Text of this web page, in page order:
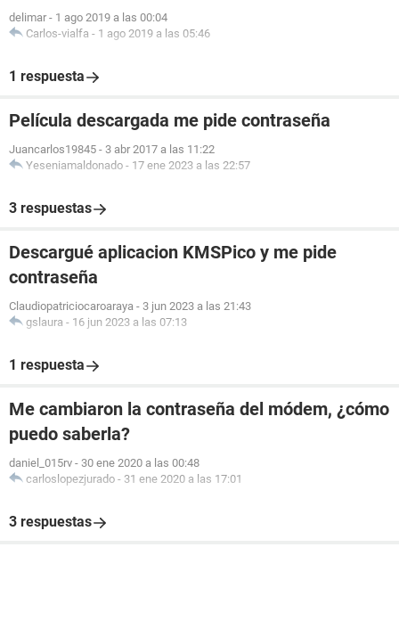
delimar - 1 ago 2019 a las 00:04
Carlos-vialfa - 1 ago 2019 a las 05:46
1 respuesta
Película descargada me pide contraseña
Juancarlos19845 - 3 abr 2017 a las 11:22
Yeseniamaldonado - 17 ene 2023 a las 22:57
3 respuestas
Descargué aplicacion KMSPico y me pide
contraseña
Claudiopatriciocaroaraya - 3 jun 2023 a las 21:43
gslaura - 16 jun 2023 a las 07:13
1 respuesta
Me cambiaron la contraseña del módem, ¿cómo
puedo saberla?
daniel_015rv - 30 ene 2020 a las 00:48
carloslopezjurado - 31 ene 2020 a las 17:01
3 respuestas